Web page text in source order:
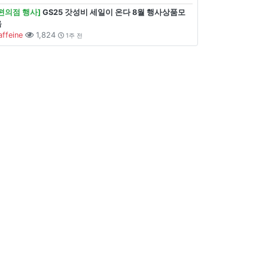
의점 행사] GS25 갓성비 세일이 온다 8월 행사상품모
1,824 1주 전